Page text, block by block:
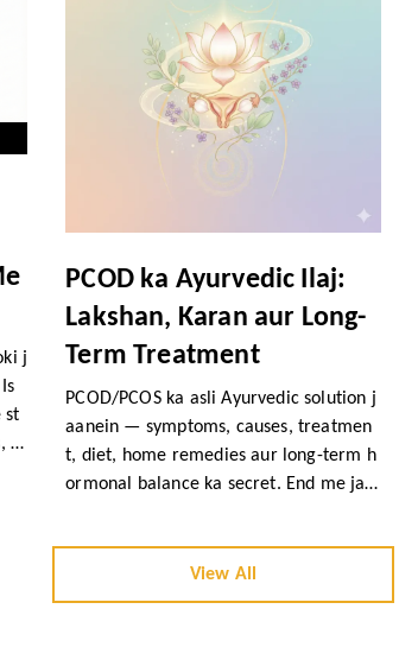
j
st
h
PCOD ka Ayurvedic Ilaj:
Lakshan, Karan aur Long-
Term Treatment
PCOD/PCOS ka asli Ayurvedic solution j
aanein — symptoms, causes, treatmen
t, diet, home remedies aur long-term h
ormonal balance ka secret. End me jaa
ha syrup & capsule combo PCOD me sa
hayak ho sakta hai.View All